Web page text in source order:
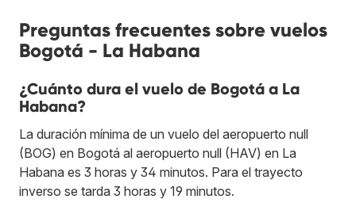
Preguntas frecuentes sobre vuelos
Bogotá - La Habana
¿Cuánto dura el vuelo de Bogotá a La
Habana?
La duración mínima de un vuelo del aeropuerto null
(BOG) en Bogotá al aeropuerto null (HAV) en La
Habana es 3 horas y 34 minutos. Para el trayecto
inverso se tarda 3 horas y 19 minutos.